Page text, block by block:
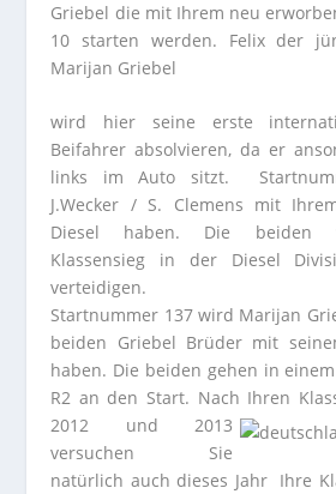
Griebel die mit Ihrem neu
10 starten werden. Felix der
Marijan Griebel
wird hier seine erste
Beifahrer absolvieren, da er
links im Auto sitzt.
J.Wecker / S. Clemens mit
Diesel haben. Die beiden
Klassensieg in der Diesel
verteidigen.
Startnummer 137 wird Marijan
beiden Griebel Brüder mit
haben. Die beiden gehen in
R2 an den Start. Nach Ihren
2012 und 2013
versuchen Sie
natürlich auch dieses Jahr Ihre